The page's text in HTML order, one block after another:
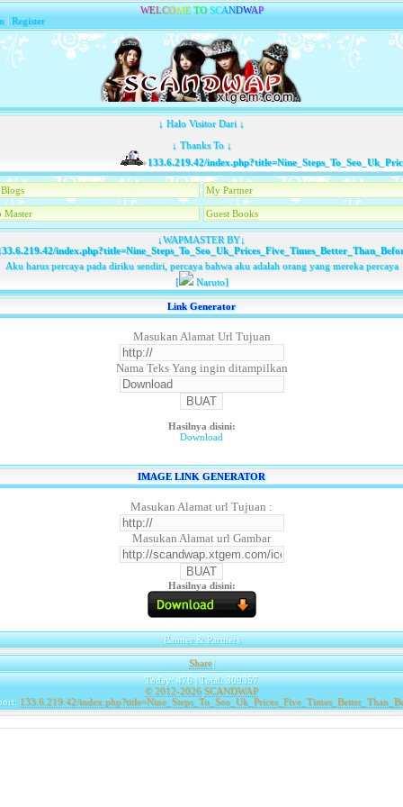
WELCOME TO SCANDWAP
|Register
↓ Halo Visitor Dari ↓
↓ Thanks To ↓
133.6.219.42/
My Partner
Master Guest Books
↓WAPMASTER BY↓
Aku harus percaya pada diriku sendiri, percaya bahwa aku adalah orang yang mereka percaya
[
Naruto]
Link Generator
Masukan Alamat Url Tujuan
Nama Teks Yang ingin ditampilkan
Hasilnya disini:
Download
IMAGE LINK GENERATOR
Masukan Alamat url Tujuan :
Masukan Alamat url Gambar
Hasilnya disini:
Banner & Partners
Share|
Today: 476 | Total: 309357
© 2012-2026 SCANDWAP
133.6.219.42/